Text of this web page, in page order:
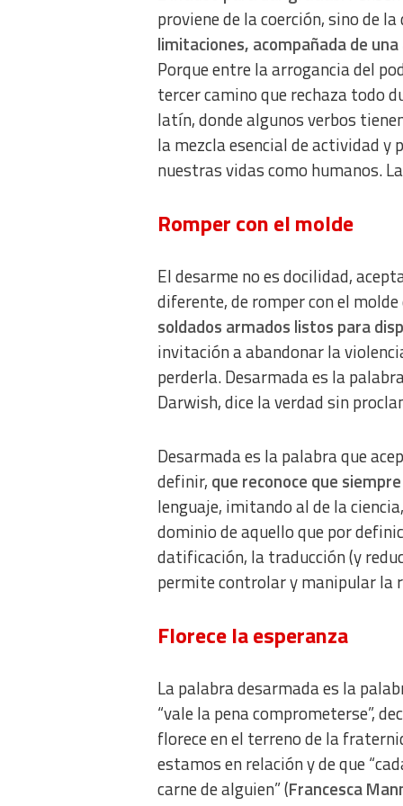
proviene de la coerción, sino de
limitaciones, acompañada de
Porque entre la arrogancia del
tercer camino que rechaza todo
latín, donde algunos verbos
la mezcla esencial de actividad y
nuestras vidas como humanos.
Romper con el molde
El desarme no es docilidad,
diferente, de romper con el
soldados armados listos para
invitación a abandonar la
perderla. Desarmada es la
Darwish, dice la verdad sin
Desarmada es la palabra que
definir, que reconoce que
lenguaje, imitando al de la
dominio de aquello que por
datificación, la traducción (y
permite controlar y manipular la
Florece la esperanza
La palabra desarmada es la
“vale la pena comprometerse”,
florece en el terreno de la
estamos en relación y de que
carne de alguien” (Francesca
Identify devices based on information actively requested
Non-IAB processing purposes: